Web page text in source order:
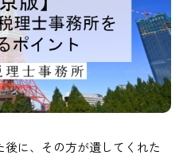
に、その方が遺してくれた